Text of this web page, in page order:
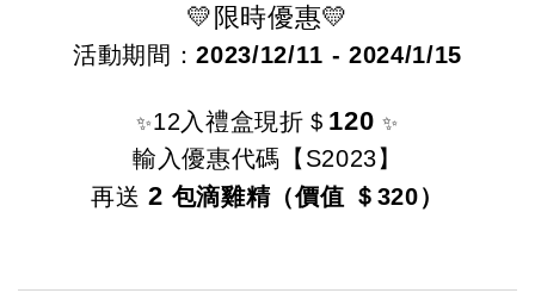
💛限時優惠💛
活動期間：2023/12/11 - 2024/1/15
✨12入禮盒現折＄ 120 ✨
輸入優惠代碼【S2023】
再送2 包滴雞精（價值 ＄320）